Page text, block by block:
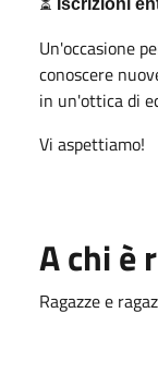
Un'occasione
conoscere
in un'ottica di
Vi aspettiamo!
A chi è
Ragazze e